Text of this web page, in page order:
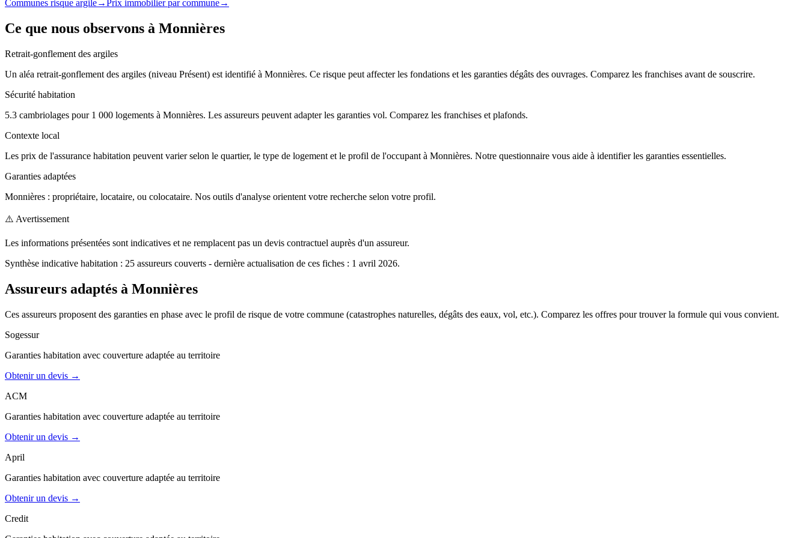
Communes risque argile→ Prix immobilier par commune→
Ce que nous observons à Monnières
Retrait-gonflement des argiles
Un aléa retrait-gonflement des argiles (niveau Présent) est identifié à Monnières. Ce risque peut affecter les fondations et les garanties dégâts des ouvrages. Comparez les franchises avant de souscrire.
Sécurité habitation
5.3 cambriolages pour 1 000 logements à Monnières. Les assureurs peuvent adapter les garanties vol. Comparez les franchises et plafonds.
Contexte local
Les prix de l'assurance habitation peuvent varier selon le quartier, le type de logement et le profil de l'occupant à Monnières. Notre questionnaire vous aide à identifier les garanties essentielles.
Garanties adaptées
Monnières : propriétaire, locataire, ou colocataire. Nos outils d'analyse orientent votre recherche selon votre profil.
⚠️ Avertissement
Les informations présentées sont indicatives et ne remplacent pas un devis contractuel auprès d'un assureur.
Synthèse indicative habitation : 25 assureurs couverts - dernière actualisation de ces fiches : 1 avril 2026.
Assureurs adaptés à Monnières
Ces assureurs proposent des garanties en phase avec le profil de risque de votre commune (catastrophes naturelles, dégâts des eaux, vol, etc.). Comparez les offres pour trouver la formule qui vous convient.
Sogessur
Garanties habitation avec couverture adaptée au territoire
Obtenir un devis →
ACM
Garanties habitation avec couverture adaptée au territoire
Obtenir un devis →
April
Garanties habitation avec couverture adaptée au territoire
Obtenir un devis →
Credit